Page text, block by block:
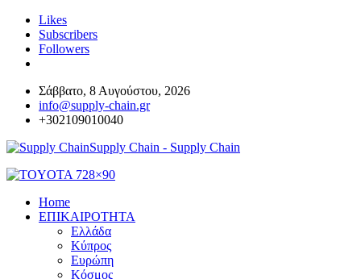
Likes
Subscribers
Followers
Σάββατο, 8 Αυγούστου, 2026
info@supply-chain.gr
+302109010040
Supply Chain - Supply Chain
Home
ΕΠΙΚΑΙΡΟΤΗΤΑ
Ελλάδα
Κύπρος
Ευρώπη
Κόσμος